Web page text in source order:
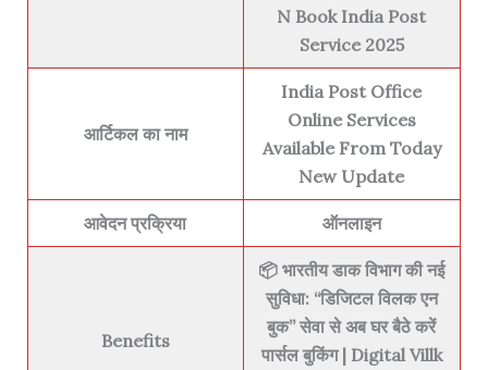
N Book India Post
Service 2025
आर्टिकल का नाम
India Post Office
Online Services
Available From Today
New Update
आवेदन प्रक्रिया ऑनलाइन
Benefits
📦भारतीय डाक विभाग की नई
सुविधा: “डिजिटल विलक एन
बुक” सेवा से अब घर बैठे करें
पार्सल बुकिंग | Digital Villk